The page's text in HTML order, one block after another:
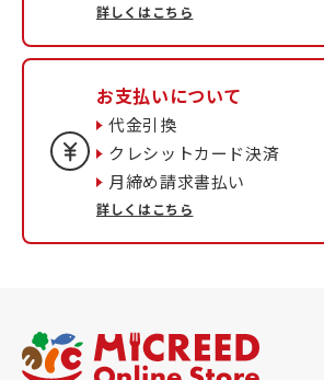
詳しくはこちら
お支払いについて
代金引換
クレシットカード決済
月締め請求書払い
詳しくはこちら